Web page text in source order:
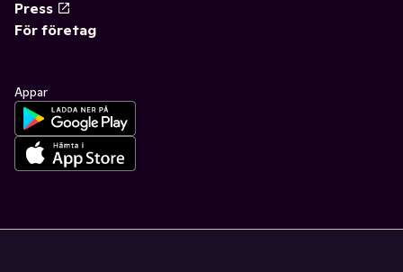
Press
För företag
Appar